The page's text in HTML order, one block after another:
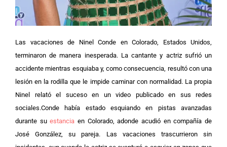
Las vacaciones de Ninel Conde en Colorado, Estados Unidos,
terminaron de manera inesperada. La cantante y actriz sufrió un
accidente mientras esquiaba y, como consecuencia, resultó con una
lesión en la rodilla que le impide caminar con normalidad. La propia
Ninel relató el suceso en un video publicado en sus redes
sociales.Conde había estado esquiando en pistas avanzadas
durante suestancia en Colorado, adonde acudió en compañía de
José González, su pareja. Las vacaciones trascurrieron sin